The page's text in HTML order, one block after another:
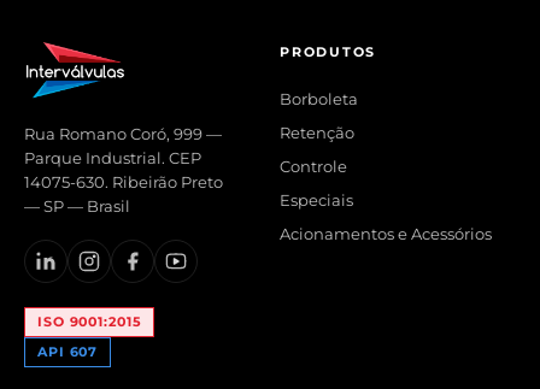
Rua Romano Coró, 999 —
Parque Industrial. CEP
14075-630. Ribeirão Preto
— SP — Brasil
ISO 9001:2015
API 607
PRODUTOS
Borboleta
Retenção
Controle
Especiais
Acionamentos e Acessórios